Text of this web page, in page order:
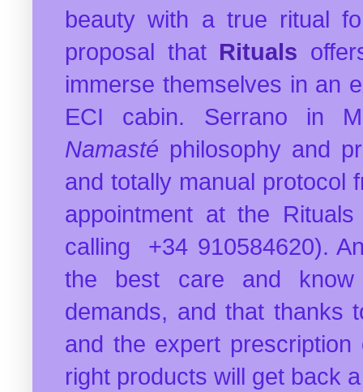
beauty with a true ritual
proposal that Rituals
immerse themselves in an
ECI cabin. Serrano in
Namasté philosophy and
and totally manual protocol
appointment at the
calling +34 910584620).
the best care and
demands, and that thanks
and the expert
right products will get back